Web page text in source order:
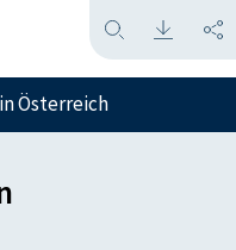
in Österreich